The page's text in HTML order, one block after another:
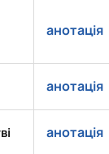
анотація
анотація
анотація